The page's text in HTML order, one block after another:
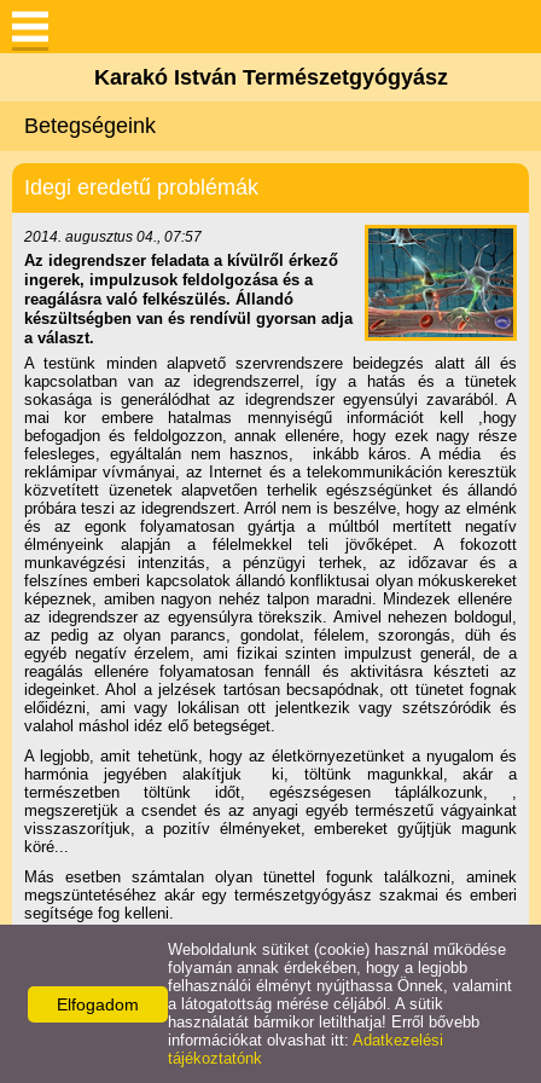
Keresés
Bemutatkozás
Videók tőlem
Amit nyújtok
Betegségeink
Hasznos
Gondolatok / Blog
Életképek
Könyvajánló
Video anyagok
Elérhetőségek
Karakó István Természetgyógyász
Betegségeink
Idegi eredetű problémák
2014. augusztus 04., 07:57
Az idegrendszer feladata a kívülről érkező
ingerek, impulzusok feldolgozása és a
reagálásra való felkészülés. Állandó
készültségben van és rendívül gyorsan adja
a választ.
A testünk minden alapvető szervrendszere beidegzés alatt áll és
kapcsolatban van az idegrendszerrel, így a hatás és a tünetek
sokasága is generálódhat az idegrendszer egyensúlyi zavarából. A
mai kor embere hatalmas mennyiségű információt kell ,hogy
befogadjon és feldolgozzon, annak ellenére, hogy ezek nagy része
felesleges, egyáltalán nem hasznos, inkább káros. A média és
reklámipar vívmányai, az Internet és a telekommunikáción keresztük
közvetített üzenetek alapvetően terhelik egészségünket és állandó
próbára teszi az idegrendszert. Arról nem is beszélve, hogy az elménk
és az egonk folyamatosan gyártja a múltból mertített negatív
élményeink alapján a félelmekkel teli jövőképet. A fokozott
munkavégzési intenzitás, a pénzügyi terhek, az időzavar és a
felszínes emberi kapcsolatok állandó konfliktusai olyan mókuskereket
képeznek, amiben nagyon nehéz talpon maradni. Mindezek ellenére
az idegrendszer az egyensúlyra törekszik. Amivel nehezen boldogul,
az pedig az olyan parancs, gondolat, félelem, szorongás, düh és
egyéb negatív érzelem, ami fizikai szinten impulzust generál, de a
reagálás ellenére folyamatosan fennáll és aktivitásra készteti az
idegeinket. Ahol a jelzések tartósan becsapódnak, ott tünetet fognak
előidézni, ami vagy lokálisan ott jelentkezik vagy szétszóródik és
valahol máshol idéz elő betegséget.
A legjobb, amit tehetünk, hogy az életkörnyezetünket a nyugalom és
harmónia jegyében alakítjuk ki, töltünk magunkkal, akár a
természetben töltünk időt, egészségesen táplálkozunk, ,
megszeretjük a csendet és az anyagi egyéb természetű vágyainkat
visszaszorítjuk, a pozitív élményeket, embereket gyűjtjük magunk
köré...
Más esetben számtalan olyan tünettel fogunk találkozni, aminek
megszüntetéséhez akár egy természetgyógyász szakmai és emberi
segítsége fog kelleni.
X
Elfogadom
Weboldalunk sütiket (cookie) használ működése
folyamán annak érdekében, hogy a legjobb
felhasználói élményt nyújthassa Önnek, valamint
a látogatottság mérése céljából. A sütik
használatát bármikor letilthatja! Erről bővebb
információkat olvashat itt: Adatkezelési
tájékoztatónk